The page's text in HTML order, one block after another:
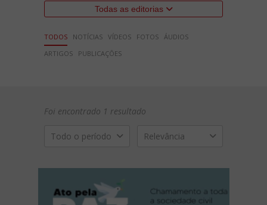
Todas as editorias
TODOS NOTÍCIAS VÍDEOS FOTOS ÁUDIOS
ARTIGOS
PUBLICAÇÕES
Foi encontrado 1 resultado
Todo o período Relevância